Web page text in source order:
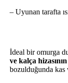
– Uyunan tarafta
İdeal bir omurga
ve kalça
bozulduğunda kas